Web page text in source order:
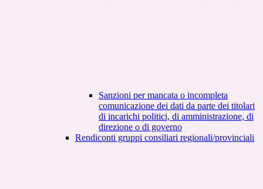
Sanzioni per mancata o incompleta
comunicazione dei dati da parte dei titolari
di incarichi politici, di amministrazione, di
direzione o di governo
Rendiconti gruppi consiliari regionali/provinciali